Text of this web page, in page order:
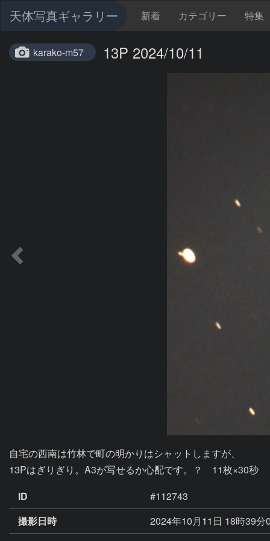
天体写真ギャラリー 新着 カテゴリー 特集
karako-m57 13P 2024/10/11
自宅の西南は竹林で町の明かりはシャットしますが、
13Pはぎりぎり。A3が写せるか心配です。？　11枚×30秒
ID
#112743
撮影日時
2024年10月11日 18時39分